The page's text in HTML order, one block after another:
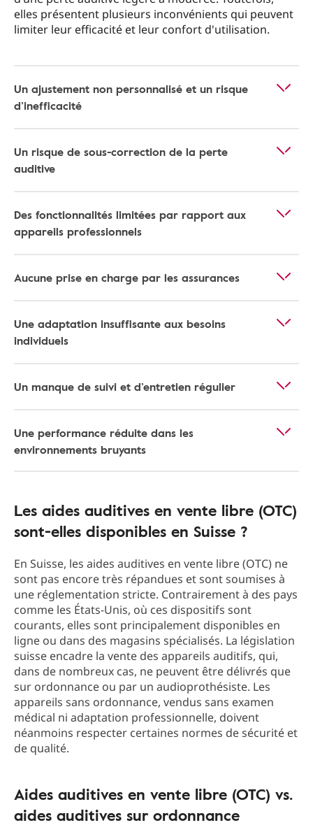
elles présentent plusieurs inconvénients qui peuvent
limiter leur efficacité et leur confort d'utilisation.
Un ajustement non personnalisé et un risque
d’inefficacité
Un risque de sous-correction de la perte
auditive
Des fonctionnalités limitées par rapport aux
appareils professionnels
Aucune prise en charge par les assurances
Une adaptation insuffisante aux besoins
individuels
Un manque de suivi et d’entretien régulier
Une performance réduite dans les
environnements bruyants
Les aides auditives en vente libre (OTC)
sont-elles disponibles en Suisse ?
En Suisse, les aides auditives en vente libre (OTC) ne
sont pas encore très répandues et sont soumises à
une réglementation stricte. Contrairement à des pays
comme les États-Unis, où ces dispositifs sont
courants, elles sont principalement disponibles en
ligne ou dans des magasins spécialisés. La législation
suisse encadre la vente des appareils auditifs, qui,
dans de nombreux cas, ne peuvent être délivrés que
sur ordonnance ou par un audioprothésiste. Les
appareils sans ordonnance, vendus sans examen
médical ni adaptation professionnelle, doivent
néanmoins respecter certaines normes de sécurité et
de qualité.
Aides auditives en vente libre (OTC) vs.
aides auditives sur ordonnance